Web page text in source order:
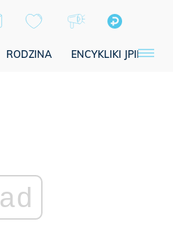
RODZINA ENCYKLIKI JPII
ad